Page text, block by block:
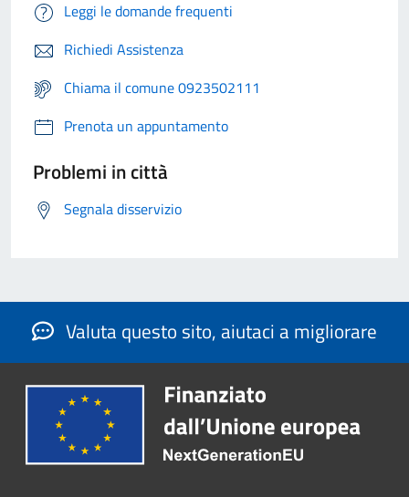
Leggi le domande frequenti
Richiedi Assistenza
Chiama il comune 0923502111
Prenota un appuntamento
Problemi in città
Segnala disservizio
Valuta questo sito, aiutaci a migliorare